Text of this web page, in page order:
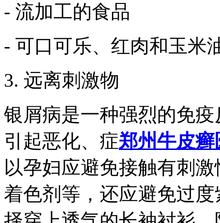
- 流加工的食品
- 可口可乐、红肉和玉米
3. 远离刺激物
银屑病是一种强烈的免
引起恶化、症郑州牛皮癣
以孕妇应避免接触有刺
着色剂等，还应避免过